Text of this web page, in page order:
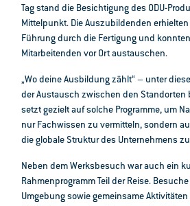
Tag stand die Besichtigung des ODU-
Mittelpunkt. Die Auszubildenden
Führung durch die Fertigung und
Mitarbeitenden vor Ort austauschen.
„Wo deine Ausbildung zählt“ – unter
der Austausch zwischen den Standorten
setzt gezielt auf solche Programme, um
nur Fachwissen zu vermitteln, sondern
die globale Struktur des Unternehmens
Neben dem Werksbesuch war auch ein
Rahmenprogramm Teil der Reise.
Umgebung sowie gemeinsame